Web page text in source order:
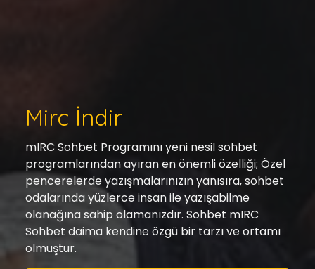
Mirc İndir
mIRC Sohbet Programını yeni nesil sohbet
programlarından ayıran en önemli özelliği; Özel
pencerelerde yazışmalarınızın yanısıra, sohbet
odalarında yüzlerce insan ile yazışabilme
olanağına sahip olamanızdır. Sohbet mIRC
Sohbet daima kendine özgü bir tarzı ve ortamı
olmuştur.